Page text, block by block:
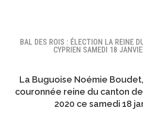
BAL DES ROIS : ÉLECTION LA REINE
CYPRIEN SAMEDI 18
La Buguoise Noémie Boudet
couronnée reine du canton
2020 ce samedi 18